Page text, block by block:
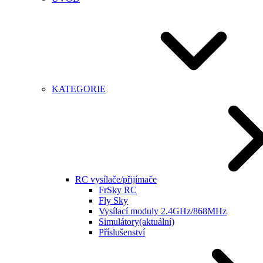
KATEGORIE
RC vysílače/přijímače
FrSky RC
Fly Sky
Vysílací moduly 2.4GHz/868MHz
Simulátory(aktuální)
Příslušenství